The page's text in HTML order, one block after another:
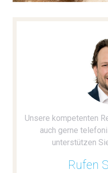
Unsere kompetenten
auch gerne
unterstützen
Rufen